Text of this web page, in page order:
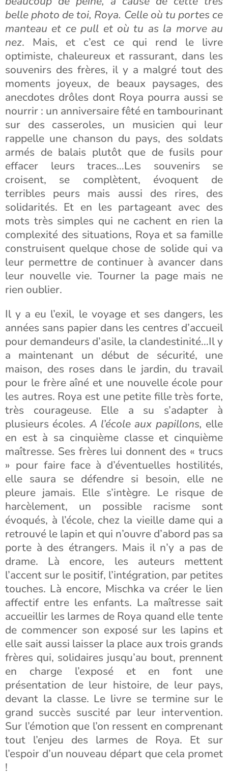
belle photo de toi, Roya. Celle où tu portes ce
manteau et ce pull et où tu as la morve au
nez. Mais, et c’est ce qui rend le livre
optimiste, chaleureux et rassurant, dans les
souvenirs des frères, il y a malgré tout des
moments joyeux, de beaux paysages, des
anecdotes drôles dont Roya pourra aussi se
nourrir : un anniversaire fêté en tambourinant
sur des casseroles, un musicien qui leur
rappelle une chanson du pays, des soldats
armés de balais plutôt que de fusils pour
effacer leurs traces…Les souvenirs se
croisent, se complètent, évoquent de
terribles peurs mais aussi des rires, des
solidarités. Et en les partageant avec des
mots très simples qui ne cachent en rien la
complexité des situations, Roya et sa famille
construisent quelque chose de solide qui va
leur permettre de continuer à avancer dans
leur nouvelle vie. Tourner la page mais ne
rien oublier.
Il y a eu l’exil, le voyage et ses dangers, les
années sans papier dans les centres d’accueil
pour demandeurs d’asile, la clandestinité…Il y
a maintenant un début de sécurité, une
maison, des roses dans le jardin, du travail
pour le frère aîné et une nouvelle école pour
les autres. Roya est une petite fille très forte,
très courageuse. Elle a su s’adapter à
plusieurs écoles. A l’école aux papillons, elle
en est à sa cinquième classe et cinquième
maîtresse. Ses frères lui donnent des « trucs
» pour faire face à d’éventuelles hostilités,
elle saura se défendre si besoin, elle ne
pleure jamais. Elle s’intègre. Le risque de
harcèlement, un possible racisme sont
évoqués, à l’école, chez la vieille dame qui a
retrouvé le lapin et qui n’ouvre d’abord pas sa
porte à des étrangers. Mais il n’y a pas de
drame. Là encore, les auteurs mettent
l’accent sur le positif, l’intégration, par petites
touches. Là encore, Mischka va créer le lien
affectif entre les enfants. La maîtresse sait
accueillir les larmes de Roya quand elle tente
de commencer son exposé sur les lapins et
elle sait aussi laisser la place aux trois grands
frères qui, solidaires jusqu’au bout, prennent
en charge l’exposé et en font une
présentation de leur histoire, de leur pays,
devant la classe. Le livre se termine sur le
grand succès suscité par leur intervention.
Sur l’émotion que l’on ressent en comprenant
tout l’enjeu des larmes de Roya. Et sur
l’espoir d’un nouveau départ que cela promet
!